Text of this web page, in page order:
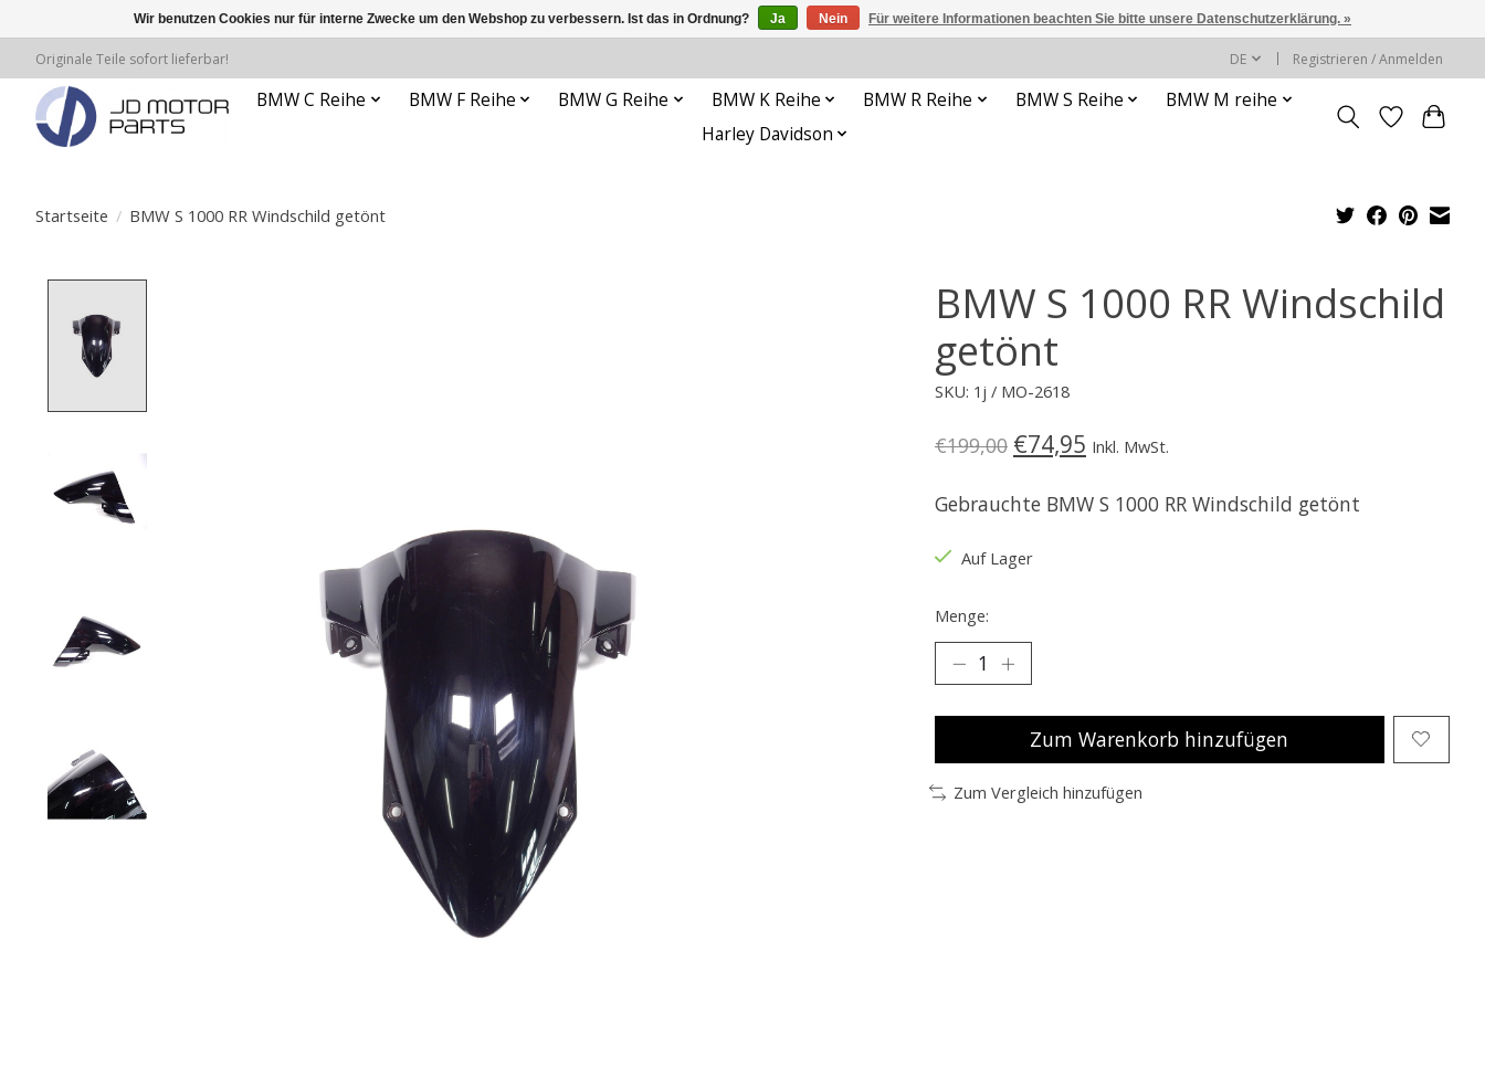
Originale Teile sofort lieferbar! DE Registrieren / Anmelden
BMW C Reihe BMW F Reihe BMW G Reihe BMW K Reihe BMW R Reihe BMW S Reihe
BMW M reihe
Harley Davidson
Startseite / BMW S 1000 RR Windschild getönt
BMW S 1000 RR Windschild
getönt
SKU: 1j / MO-2618
€199,00 €74,95 Inkl. MwSt.
Gebrauchte BMW S 1000 RR Windschild getönt
Auf Lager
Menge:
Zum Warenkorb hinzufügen
Zum Vergleich hinzufügen
Wir benutzen Cookies nur für interne Zwecke um den Webshop zu verbessern. Ist das in Ordnung? Ja Nein Für weitere Informationen beachten Sie bitte unsere Datenschutzerklärung. »